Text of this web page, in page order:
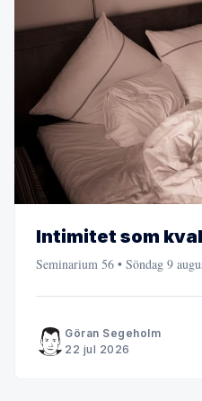
Intimitet som
Seminarium 56 • Söndag 9
Göran Segeholm
22 jul 2026